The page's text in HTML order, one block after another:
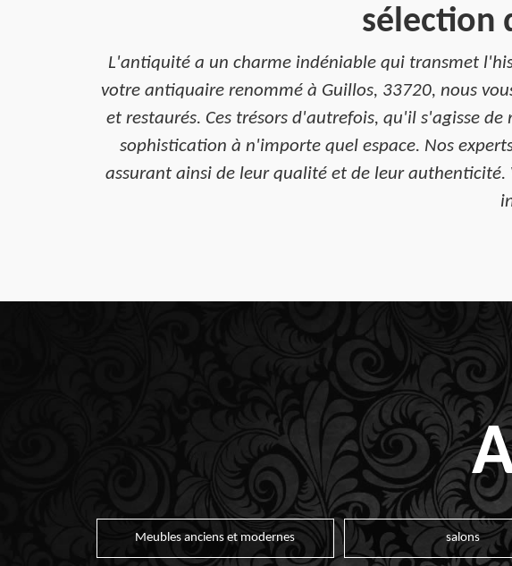
sélection
L'antiquité a un charme indéniable qui transmet
votre antiquaire renommé à Guillos, 33720, nous
et restaurés. Ces trésors d'autrefois, qu'il s'agisse
sophistication à n'importe quel espace. Nos
assurant ainsi de leur qualité et de leur
Meubles anciens et modernes salons